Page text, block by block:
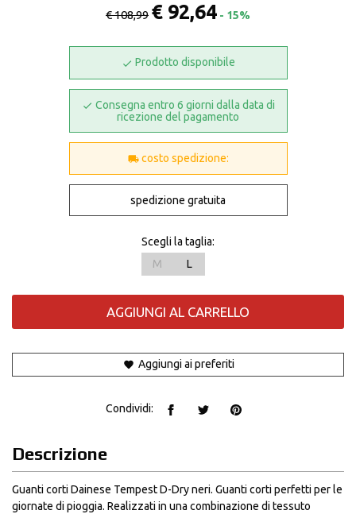
€ 108,99 € 92,64 - 15%
Prodotto disponibile
Consegna entro 6 giorni dalla data di
ricezione del pagamento
costo spedizione:
spedizione gratuita
Scegli la taglia:
M
L
AGGIUNGI AL CARRELLO
Aggiungi ai preferiti
Condividi:
Descrizione
Guanti corti Dainese Tempest D-Dry neri. Guanti corti perfetti per le
giornate di pioggia. Realizzati in una combinazione di tessuto